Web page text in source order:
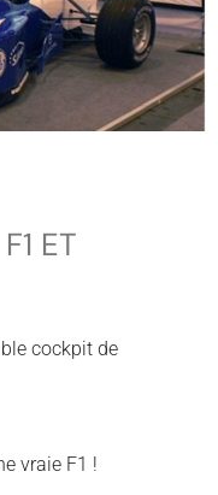
ET
cockpit de
vraie F1 !